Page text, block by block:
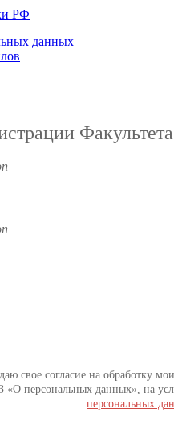
РФ
данных
Факультета
свое согласие на обработку
персональных данных», на
персональных